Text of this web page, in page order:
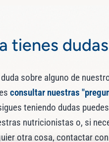
tienes
sobre alguno de
consultar nuestras
teniendo dudas
nutricionistas o, si
otra cosa, contactar